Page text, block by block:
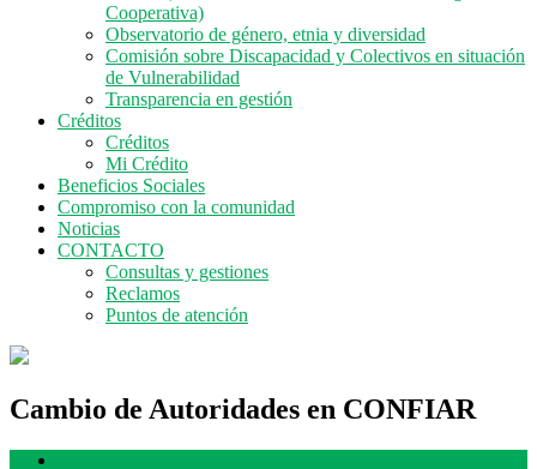
Cooperativa)
Observatorio de género, etnia y diversidad
Comisión sobre Discapacidad y Colectivos en situación
de Vulnerabilidad
Transparencia en gestión
Créditos
Créditos
Mi Crédito
Beneficios Sociales
Compromiso con la comunidad
Noticias
CONTACTO
Consultas y gestiones
Reclamos
Puntos de atención
Cambio de Autoridades en CONFIAR